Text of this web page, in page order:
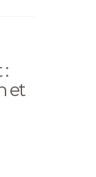
et